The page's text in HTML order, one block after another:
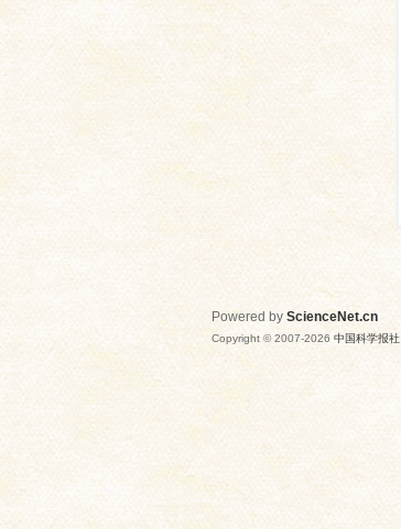
Powered by ScienceNet.cn
Copyright © 2007-2026 中国科学报社